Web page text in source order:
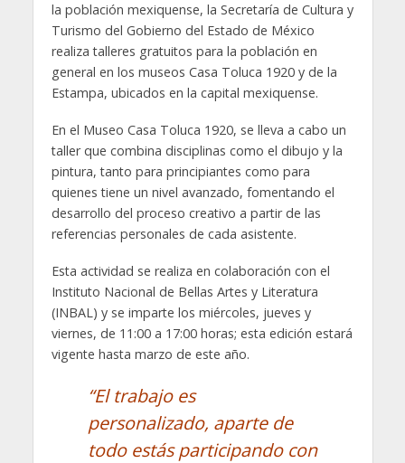
la población mexiquense, la Secretaría de Cultura y
Turismo del Gobierno del Estado de México
realiza talleres gratuitos para la población en
general en los museos Casa Toluca 1920 y de la
Estampa, ubicados en la capital mexiquense.
En el Museo Casa Toluca 1920, se lleva a cabo un
taller que combina disciplinas como el dibujo y la
pintura, tanto para principiantes como para
quienes tiene un nivel avanzado, fomentando el
desarrollo del proceso creativo a partir de las
referencias personales de cada asistente.
Esta actividad se realiza en colaboración con el
Instituto Nacional de Bellas Artes y Literatura
(INBAL) y se imparte los miércoles, jueves y
viernes, de 11:00 a 17:00 horas; esta edición estará
vigente hasta marzo de este año.
“El trabajo es
personalizado, aparte de
todo estás participando con